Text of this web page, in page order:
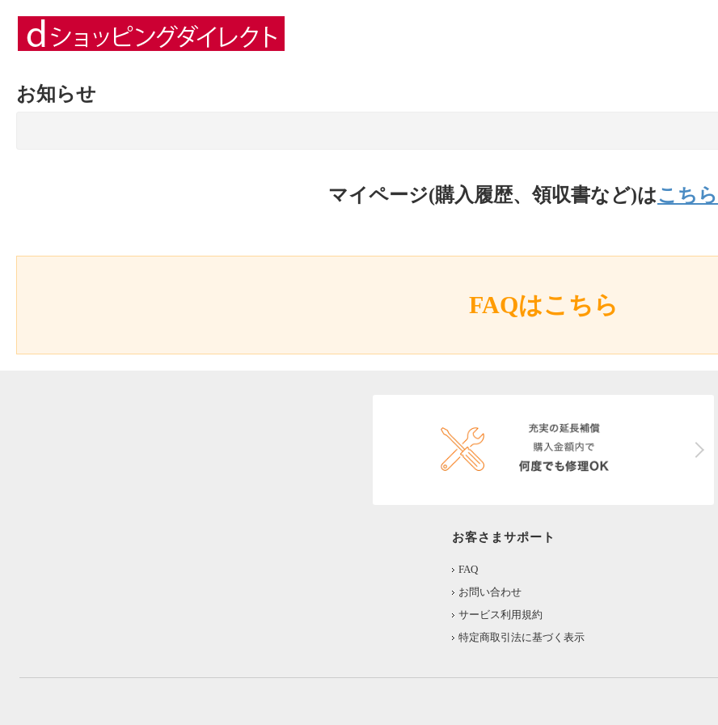
お知らせ
マイページ(購入履歴、領収書など)はこちら
FAQはこちら
お客さまサポート
FAQ
お問い合わせ
サービス利用規約
特定商取引法に基づく表示